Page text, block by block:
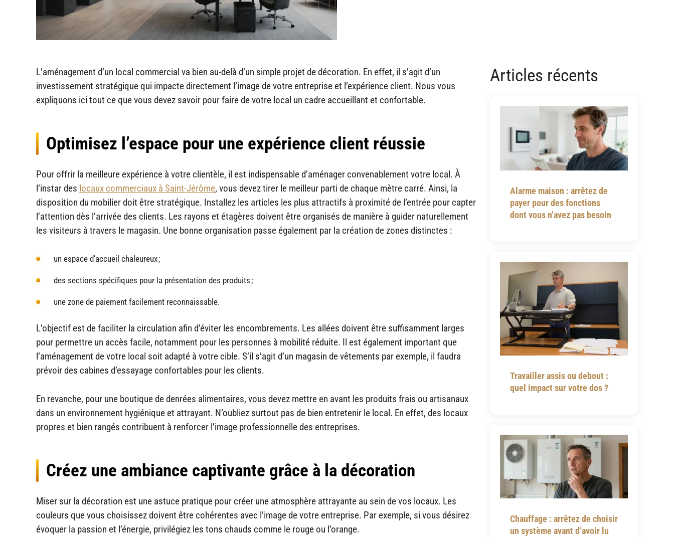
L’aménagement d’un local commercial va bien au-delà d’un simple projet de décoration. En effet, il s’agit d’un
investissement stratégique qui impacte directement l’image de votre entreprise et l’expérience client. Nous vous
expliquons ici tout ce que vous devez savoir pour faire de votre local un cadre accueillant et confortable.
Optimisez l’espace pour une expérience client réussie
Pour offrir la meilleure expérience à votre clientèle, il est indispensable d’aménager convenablement votre local. À
l’instar des locaux commerciaux à Saint-Jérôme, vous devez tirer le meilleur parti de chaque mètre carré. Ainsi, la
disposition du mobilier doit être stratégique. Installez les articles les plus attractifs à proximité de l’entrée pour capter
l’attention dès l’arrivée des clients. Les rayons et étagères doivent être organisés de manière à guider naturellement
les visiteurs à travers le magasin. Une bonne organisation passe également par la création de zones distinctes :
un espace d’accueil chaleureux ;
des sections spécifiques pour la présentation des produits ;
une zone de paiement facilement reconnaissable.
L’objectif est de faciliter la circulation afin d’éviter les encombrements. Les allées doivent être suffisamment larges
pour permettre un accès facile, notamment pour les personnes à mobilité réduite. Il est également important que
l’aménagement de votre local soit adapté à votre cible. S’il s’agit d’un magasin de vêtements par exemple, il faudra
prévoir des cabines d’essayage confortables pour les clients.
En revanche, pour une boutique de denrées alimentaires, vous devez mettre en avant les produits frais ou artisanaux
dans un environnement hygiénique et attrayant. N’oubliez surtout pas de bien entretenir le local. En effet, des locaux
propres et bien rangés contribuent à renforcer l’image professionnelle des entreprises.
Créez une ambiance captivante grâce à la décoration
Miser sur la décoration est une astuce pratique pour créer une atmosphère attrayante au sein de vos locaux. Les
couleurs que vous choisissez doivent être cohérentes avec l’image de votre entreprise. Par exemple, si vous désirez
évoquer la passion et l’énergie, privilégiez les tons chauds comme le rouge ou l’orange.
Articles récents
Alarme maison : arrêtez de
payer pour des fonctions
dont vous n’avez pas besoin
Travailler assis ou debout :
quel impact sur votre dos ?
Chauffage : arrêtez de choisir
un système avant d’avoir lu